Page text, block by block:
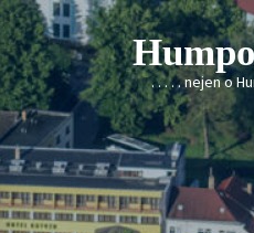
Skip
to
content
. . . . . nejen o